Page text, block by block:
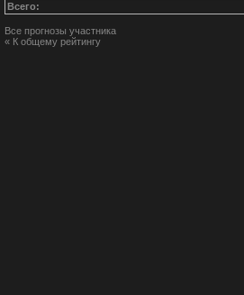
Всего:
Все прогнозы участника
« К общему рейтингу